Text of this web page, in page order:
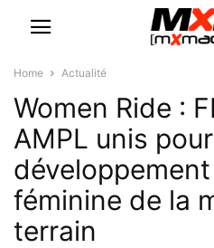
Home Actualité
Women Ride :
AMPL unis
féminine de la
terrain